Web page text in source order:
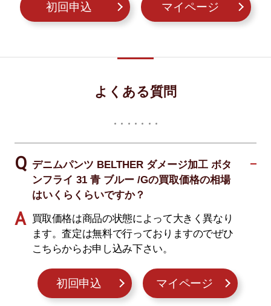
初回申込 マイページ
よくある質問
デニムパンツ BELTHER ダメージ加工 ボタ
ンフライ 31 青 ブルー /Gの買取価格の相場
はいくらくらいですか？
買取価格は商品の状態によって大きく異なり
ます。査定は無料で行っておりますのでぜひ
こちらからお申し込み下さい。
初回申込 マイページ